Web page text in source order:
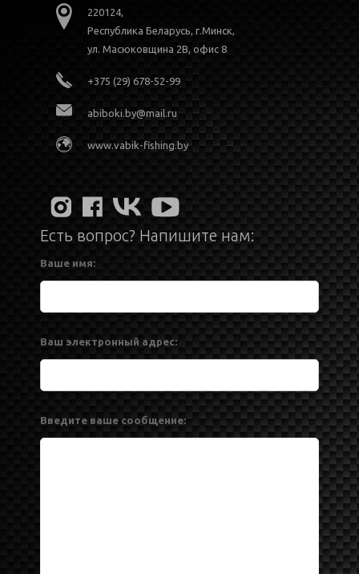
220124,
Республика Беларусь, г.Минск,
ул. Масюковщина 2В, офис 8
+375 (29) 678-52-99
abiboki.by@mail.ru
www.vabik-fishing.by
Есть вопрос? Напишите нам:
Ваше имя:
Ваш электронный адрес:
Введите ваше сообщение: